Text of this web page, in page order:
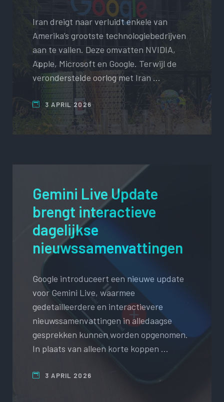
Iran dreigt naar verluidt enkele van
Amerika’s grootste technologiebedrijven
aan te vallen. Deze omvatten NVIDIA,
Apple, Microsoft en Google. Terwijl de
veronderstelde oorlog met Iran …
3 APRIL 2026
Gemini Live Update
brengt interactieve
dagelijkse
nieuwssamenvattingen
Google introduceert een nieuwe update
voor Gemini Live, waarmee
gedetailleerdere en interactievere
nieuwssamenvattingen in alledaagse
gesprekken kunnen worden opgenomen.
In plaats van alleen korte koppen …
3 APRIL 2026